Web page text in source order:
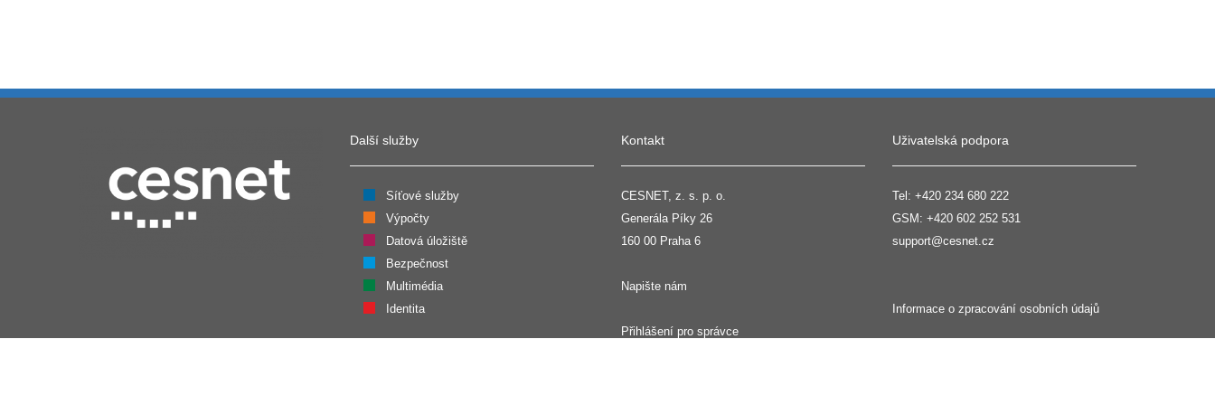
Další služby
Síťové služby
Výpočty
Datová úložiště
Bezpečnost
Multimédia
Identita
Kontakt
CESNET, z. s. p. o.
Generála Píky 26
160 00 Praha 6
Napište nám
Přihlášení pro správce
Uživatelská podpora
Tel: +420 234 680 222
GSM: +420 602 252 531
support@cesnet.cz
Informace o zpracování osobních údajů